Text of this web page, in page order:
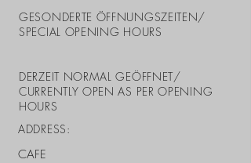
GESONDERTE ÖFFNUNGSZEITEN/
SPECIAL OPENING HOURS
DERZEIT NORMAL GEÖFFNET/
CURRENTLY OPEN AS PER OPENING
HOURS
ADDRESS:
CAFE